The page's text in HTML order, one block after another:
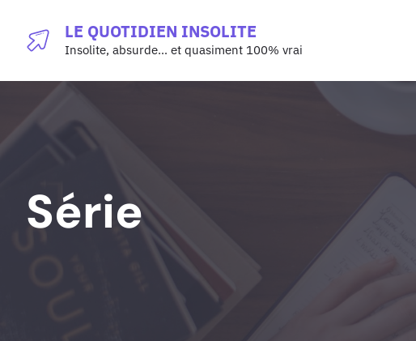
contenu
LE QUOTIDIEN INSOLITE
Insolite, absurde… et quasiment 100% vrai
Série